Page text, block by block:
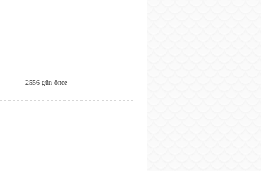
2556 gün önce